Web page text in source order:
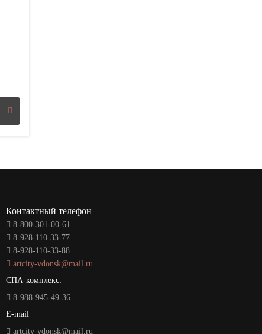
Контактный телефон
8-800-301-00-61
8-928-110-33-77
8-928-110-33-88
artcity-vdonsk@mail.ru
СПА-комплекс:
8-988-945-49-36
E-mail
artcity-vdonsk@mail.ru